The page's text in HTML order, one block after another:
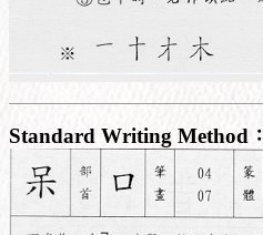
Standard Writing Method：